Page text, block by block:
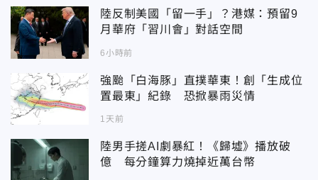
陸反制美國「留一手」？港媒：預留9
月華府「習川會」對話空間
6小時前
強颱「白海豚」直撲華東！創「生成位
置最東」紀錄 恐掀暴雨災情
1天前
陸男手搓AI劇暴紅！《歸墟》播放破
億 每分鐘算力燒掉近萬台幣